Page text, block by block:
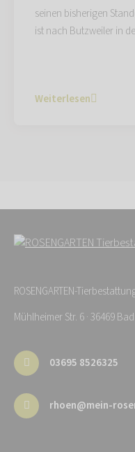
seinen bisherigen
ist nach Butzweiler in
Weiterlesen
ROSENGARTEN-
Mühlheimer Str. 6 · 36469
03695 8526325
rhoen@mein-